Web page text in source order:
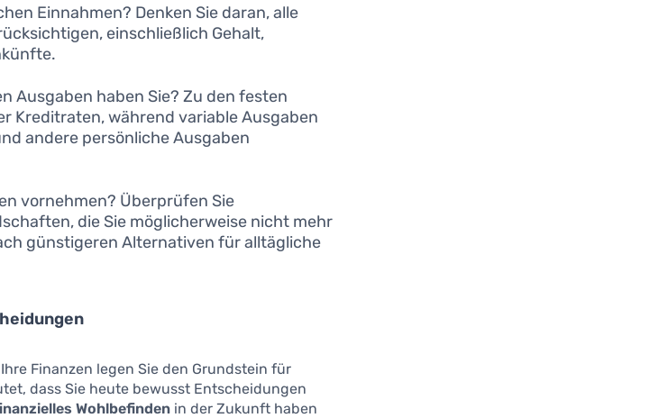
Einnahmen? Denken Sie daran, alle
einschließlich Gehalt,
Ausgaben haben Sie? Zu den festen
Kreditraten, während variable Ausgaben
andere persönliche Ausgaben
vornehmen? Überprüfen Sie
die Sie möglicherweise nicht mehr
günstigeren Alternativen für alltägliche
Finanzen legen Sie den Grundstein für
dass Sie heute bewusst Entscheidungen
Wohlbefinden in der Zukunft haben